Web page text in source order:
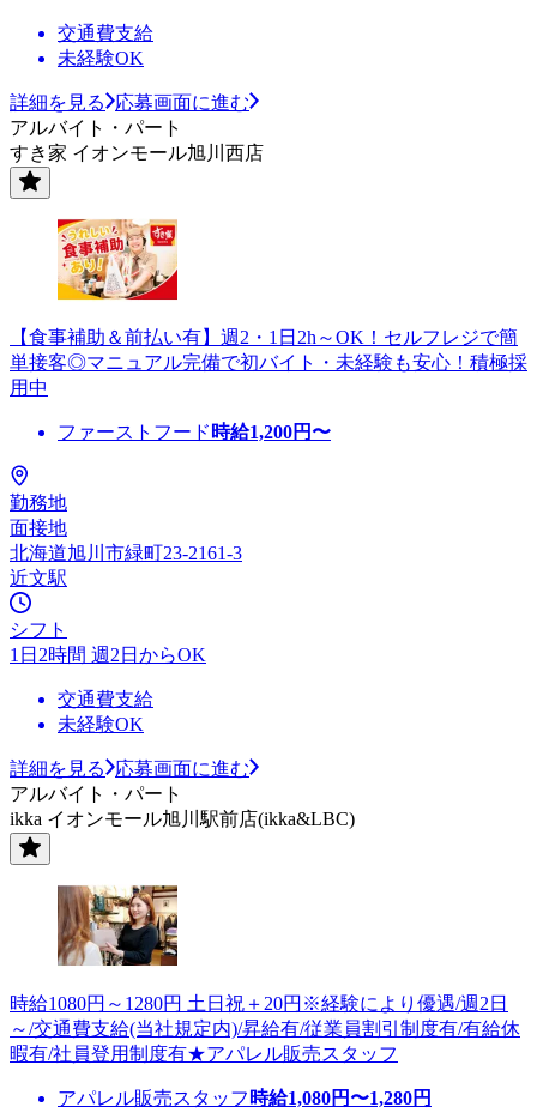
交通費支給
未経験OK
詳細を見る
応募画面に進む
アルバイト・パート
すき家 イオンモール旭川西店
【食事補助＆前払い有】週2・1日2h～OK！セルフレジで簡
単接客◎マニュアル完備で初バイト・未経験も安心！積極採
用中
ファーストフード 時給1,200円〜
勤務地
面接地
北海道旭川市緑町23-2161-3
近文駅
シフト
1日2時間 週2日からOK
交通費支給
未経験OK
詳細を見る
応募画面に進む
アルバイト・パート
ikka イオンモール旭川駅前店(ikka&LBC)
時給1080円～1280円 土日祝＋20円※経験により優遇/週2日
～/交通費支給(当社規定内)/昇給有/従業員割引制度有/有給休
暇有/社員登用制度有★アパレル販売スタッフ
アパレル販売スタッフ 時給1,080円〜1,280円